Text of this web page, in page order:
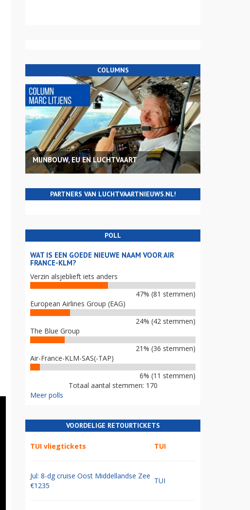
COLUMNS
MIJNBOUW, EU EN LUCHTVAART
PARTNERS VAN LUCHTVAARTNIEUWS.NL!
POLL
WAT IS EEN GOEDE NIEUWE NAAM VOOR AIR
FRANCE-KLM?
Verzin alsjeblieft iets anders
47% (81 stemmen)
European Airlines Group (EAG)
24% (42 stemmen)
The Blue Group
21% (36 stemmen)
Air-France-KLM-SAS(-TAP)
6% (11 stemmen)
Totaal aantal stemmen: 170
Meer polls
VOORDELIGE RETOURTICKETS
TUI vliegtickets TUI
Jul: 8-dg cruise Oost Middellandse Zee
€1235
TUI